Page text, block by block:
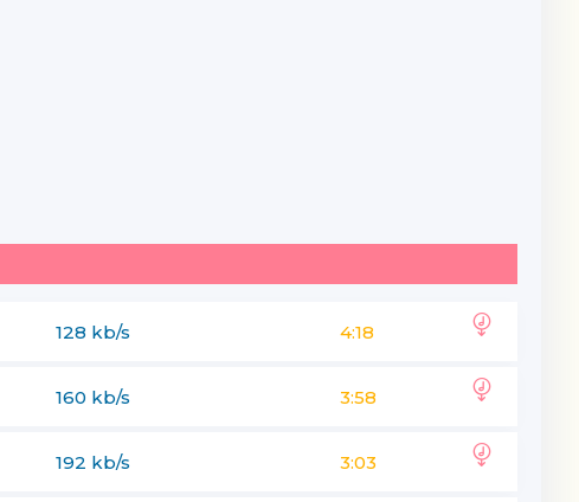
128 kb/s 4:18
160 kb/s 3:58
192 kb/s 3:03